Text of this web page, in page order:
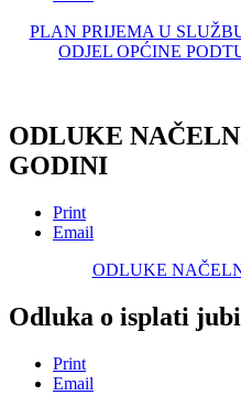
PLAN PRIJEMA U
ODJEL OPĆINE
ODLUKE
GODINI
Print
Email
ODLUKE
Odluka o isplati
Print
Email